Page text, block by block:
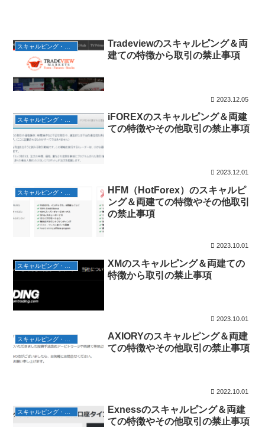
Tradeviewのスキャルピング＆両
建ての特徴から取引の禁止事項
2023.12.05
iFOREXのスキャルピング＆両建
ての特徴やその他取引の禁止事項
2023.12.01
スキャルピング・両建て
HFM（HotForex）のスキャルピ
ング＆両建ての特徴やその他取引
の禁止事項
2023.10.01
XMのスキャルピング＆両建ての
特徴から取引の禁止事項
2023.10.01
AXIORYのスキャルピング＆両建
ての特徴やその他取引の禁止事項
2022.10.01
スキャルピング・両建て
Exnessのスキャルピング＆両建
ての特徴やその他取引の禁止事項